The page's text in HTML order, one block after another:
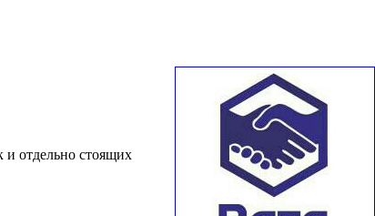
и отдельно стоящих